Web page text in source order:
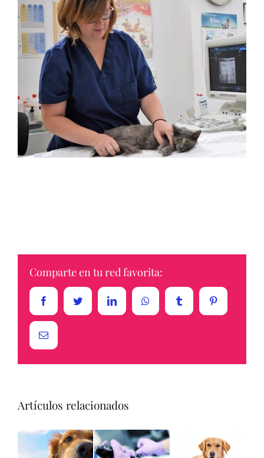
Comparte en tu red favorita:
FacebookTwitter LinkedIn Whatsapp Tumblr
Email
Artículos relacionados